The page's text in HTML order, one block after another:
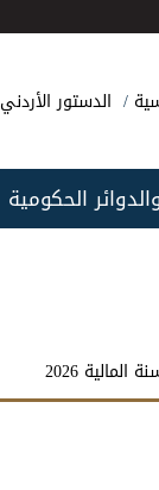
الدستور الأردني
الحكومية